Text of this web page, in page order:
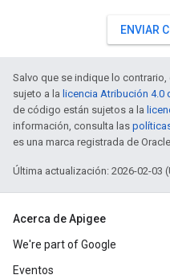
ENVIAR
Salvo que se indique lo
sujeto a la licencia Atribución 4.0
de código están sujetos a la
información, consulta las
es una marca registrada de
Última actualización: 2026-02-03
Acerca de Apigee
We're part of Google
Eventos